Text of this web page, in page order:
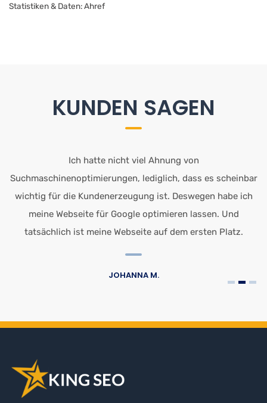
Statistiken & Daten: Ahref
KUNDEN SAGEN
Ich hatte nicht viel Ahnung von
Suchmaschinenoptimierungen, lediglich, dass es scheinbar
wichtig für die Kundenerzeugung ist. Deswegen habe ich
meine Webseite für Google optimieren lassen. Und
tatsächlich ist meine Webseite auf dem ersten Platz.
JOHANNA M.